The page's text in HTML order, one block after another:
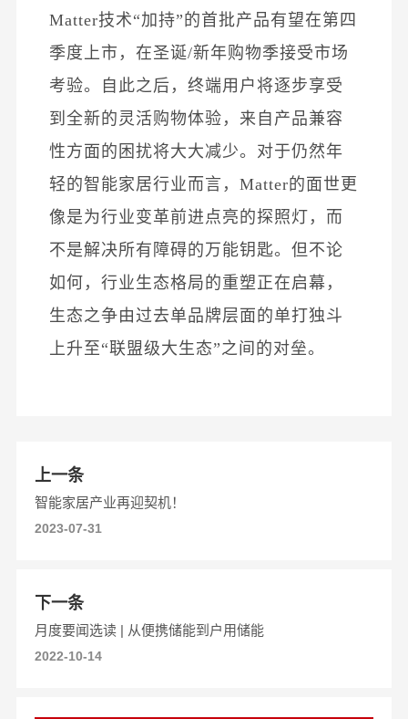
Matter技术“加持”的首批产品有望在第四
季度上市，在圣诞/新年购物季接受市场
考验。
自此之后，终端用户将逐步享受
到全新的灵活购物体验，来自产品兼容
性方面的困扰将大大减少。 对于仍然年
轻的智能家居行业而言，Matter的面世更
像是为行业变革前进点亮的探照灯，而
不是解决所有障碍的万能钥匙。 但不论
如何，行业生态格局的重塑正在启幕，
生态之争由过去单品牌层面的单打独斗
上升至“联盟级大生态”之间的对垒。
上一条
智能家居产业再迎契机！
2023-07-31
下一条
月度要闻选读 | 从便携储能到户用储能
2022-10-14